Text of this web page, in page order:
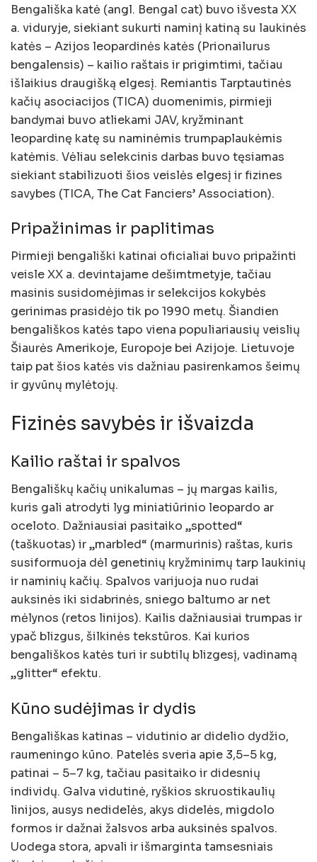
Bengališka katė (angl. Bengal cat) buvo išvesta XX
a. viduryje, siekiant sukurti naminį katiną su laukinės
katės – Azijos leopardinės katės (Prionailurus
bengalensis) – kailio raštais ir prigimtimi, tačiau
išlaikius draugišką elgesį. Remiantis Tarptautinės
kačių asociacijos (TICA) duomenimis, pirmieji
bandymai buvo atliekami JAV, kryžminant
leopardinę katę su naminėmis trumpaplaukėmis
katėmis. Vėliau selekcinis darbas buvo tęsiamas
siekiant stabilizuoti šios veislės elgesį ir fizines
savybes (TICA, The Cat Fanciers’ Association).
Pripažinimas ir paplitimas
Pirmieji bengališki katinai oficialiai buvo pripažinti
veisle XX a. devintajame dešimtmetyje, tačiau
masinis susidomėjimas ir selekcijos kokybės
gerinimas prasidėjo tik po 1990 metų. Šiandien
bengališkos katės tapo viena populiariausių veislių
Šiaurės Amerikoje, Europoje bei Azijoje. Lietuvoje
taip pat šios katės vis dažniau pasirenkamos šeimų
ir gyvūnų mylėtojų.
Fizinės savybės ir išvaizda
Kailio raštai ir spalvos
Bengališkų kačių unikalumas – jų margas kailis,
kuris gali atrodyti lyg miniatiūrinio leopardo ar
oceloto. Dažniausiai pasitaiko „spotted“
(taškuotas) ir „marbled“ (marmurinis) raštas, kuris
susiformuoja dėl genetinių kryžminimų tarp laukinių
ir naminių kačių. Spalvos varijuoja nuo rudai
auksinės iki sidabrinės, sniego baltumo ar net
mėlynos (retos linijos). Kailis dažniausiai trumpas ir
ypač blizgus, šilkinės tekstūros. Kai kurios
bengališkos katės turi ir subtilų blizgesį, vadinamą
„glitter“ efektu.
Kūno sudėjimas ir dydis
Bengališkas katinas – vidutinio ar didelio dydžio,
raumeningo kūno. Patelės sveria apie 3,5–5 kg,
patinai – 5–7 kg, tačiau pasitaiko ir didesnių
individų. Galva vidutinė, ryškios skruostikaulių
linijos, ausys nedidelės, akys didelės, migdolo
formos ir dažnai žalsvos arba auksinės spalvos.
Uodega stora, apvali ir išmarginta tamsesniais